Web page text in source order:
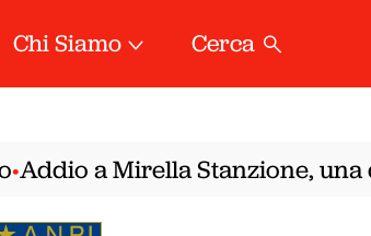
Chi Siamo Cerca
a Mirella Stanzione, una